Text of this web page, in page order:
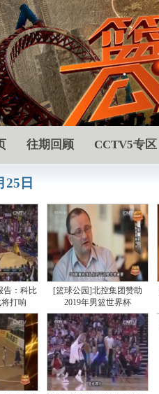
往期回顾 CCTV5专区
25日
告：科比
打响
[篮球公园]北控集团赞助
2019年男篮世界杯